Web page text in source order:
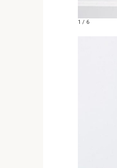
1 / 6